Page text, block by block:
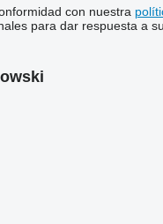
con nuestra
para dar respuesta a